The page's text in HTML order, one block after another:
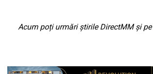
Acum poți urmări știrile DirectMM și pe